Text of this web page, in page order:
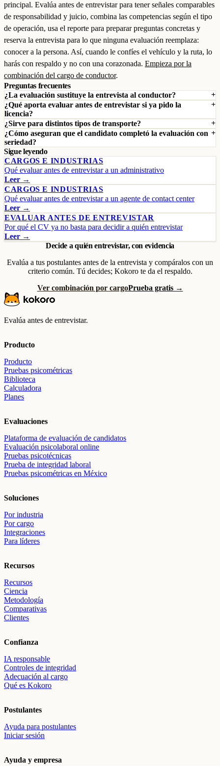
principal. Evalúa antes de entrevistar para tener señales comparables
de responsabilidad y juicio, combina las competencias según el tipo
de operación, usa el reporte para preparar preguntas concretas y
reserva la entrevista para lo que ninguna evaluación reemplaza:
conocer a la persona. Así, cuando le confíes el vehículo y la ruta, lo
harás con respaldo y no con una corazonada. Empieza por la
combinación del cargo de conductor.
Preguntas frecuentes
¿La evaluación sustituye la entrevista al conductor?
¿Qué aporta evaluar antes de entrevistar si ya pido la
licencia?
¿Sirve para distintos tipos de transporte?
¿Cómo aseguran que el candidato completó la evaluación con
seriedad?
Sigue leyendo
CARGOS E INDUSTRIAS
Qué evaluar antes de entrevistar a un administrativo
Leer →
CARGOS E INDUSTRIAS
Qué evaluar antes de entrevistar a un agente de contact center
Leer →
EVALUAR ANTES DE ENTREVISTAR
Por qué el CV ya no basta para decidir a quién entrevistar
Leer →
Decide a quién entrevistar, con evidencia
Evalúa a tus postulantes antes de la entrevista y compáralos con un
criterio común. Tú decides; Kokoro te da el respaldo.
Ver combinación por cargoPrueba gratis →
Evalúa antes de entrevistar.
Producto
Producto
Pruebas psicométricas
Biblioteca
Calculadora
Planes
Evaluaciones
Plataforma de evaluación de candidatos
Evaluación psicolaboral online
Pruebas psicotécnicas
Prueba de integridad laboral
Pruebas psicométricas en México
Soluciones
Por industria
Por cargo
Integraciones
Para líderes
Recursos
Recursos
Ciencia
Metodología
Comparativas
Clientes
Confianza
IA responsable
Controles de integridad
Adecuación al cargo
Qué es Kokoro
Postulantes
Ayuda para postulantes
Iniciar sesión
Ayuda y empresa